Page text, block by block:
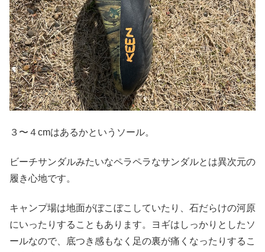
３〜４cmはあるかというソール。
ビーチサンダルみたいなペラペラなサンダルとは異次元の
履き心地です。
キャンプ場は地面がぼこぼこしていたり、石だらけの河原
にいったりすることもあります。ヨギはしっかりとしたソ
ールなので、底つき感もなく足の裏が痛くなったりするこ